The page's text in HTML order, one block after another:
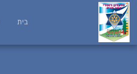
בית